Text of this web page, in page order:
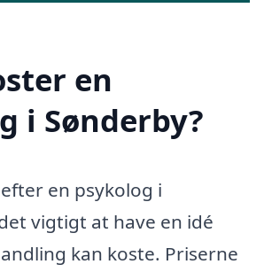
en
i Sønderby?
en psykolog i
vigtigt at have en idé
kan koste. Priserne